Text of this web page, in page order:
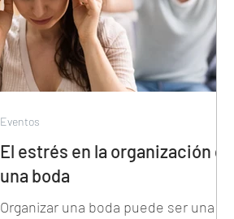
El estrés en la organización de
una boda
Organizar una boda puede ser una
Eventos